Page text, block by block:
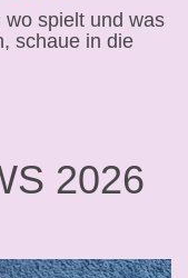
spielt und was
schaue in die
2026